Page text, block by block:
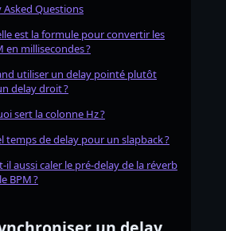
Asked Questions
est la formule pour convertir les
en millisecondes ?
utiliser un delay pointé plutôt
delay droit ?
sert la colonne Hz ?
temps de delay pour un slapback ?
il aussi caler le pré-delay de la réverb
BPM ?